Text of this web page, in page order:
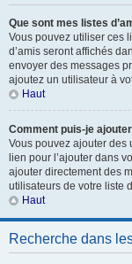
Que sont mes listes
Vous pouvez utiliser ces
d’amis seront affichés
envoyer des messages
ajoutez un utilisateur à
Haut
Comment puis-je
Vous pouvez ajouter des
lien pour l’ajouter dans
ajouter directement des
utilisateurs de votre liste
Haut
Recherche dans